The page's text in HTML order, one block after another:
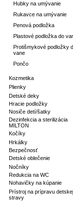
Hubky na umývanie
Rukavce na umývanie
Penová podložka
Plastové podložka do
Protišmykové podložky
vane
Pončo
Kozmetika
Plienky
Detské deky
Hracie podložky
Nosiče detí/šatky
Dezinfekcia a sterilizácia
MILTON
Kočíky
Hrkálky
Bezpečnosť
Detské oblečenie
Nočníky
Redukcia na WC
Nohavičky na kúpanie
Prístroj na prípravu detskej
stravy